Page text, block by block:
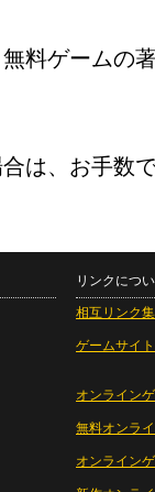
料ゲームの
は、お手数
リンクにつ
相互リンク集
ゲームサイ
オンライン
無料オンラ
オンライン